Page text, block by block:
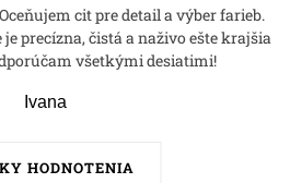
HODNOTENIA
cit pre detail a výber farieb.
precízna, čistá a naživo ešte krajšia
všetkými desiatimi!
Ivana